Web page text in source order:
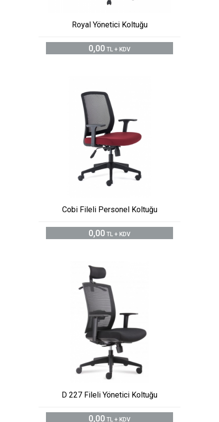
Royal Yönetici Koltuğu
0,00 TL + KDV
Cobi Fileli Personel Koltuğu
0,00 TL + KDV
D 227 Fileli Yönetici Koltuğu
0,00 TL + KDV